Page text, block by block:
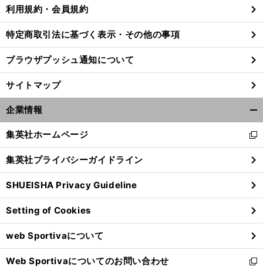
利用規約・会員規約
特定商取引法に基づく表示・その他の事項
ブラウザプッシュ通知について
サイトマップ
企業情報
閉
る
集英社ホームページ
新
し
い
ウ
ィ
ン
ド
ウ
で
開
く
集英社プライバシーガイドライン
SHUEISHA Privacy Guideline
Setting of Cookies
web Sportivaについて
Web Sportivaについてのお問い合わせ
新